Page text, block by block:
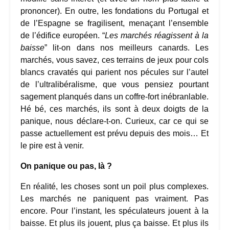
prononcer). En outre, les fondations du Portugal et
de l’Espagne se fragilisent, menaçant l’ensemble
de l’édifice européen. “Les marchés réagissent à la
baisse” lit-on dans nos meilleurs canards. Les
marchés, vous savez, ces terrains de jeux pour cols
blancs cravatés qui parient nos pécules sur l’autel
de l’ultralibéralisme, que vous pensiez pourtant
sagement planqués dans un coffre-fort inébranlable.
Hé bé, ces marchés, ils sont à deux doigts de la
panique, nous déclare-t-on. Curieux, car ce qui se
passe actuellement est prévu depuis des mois… Et
le pire est à venir.
On panique ou pas, là ?
En réalité, les choses sont un poil plus complexes.
Les marchés ne paniquent pas vraiment. Pas
encore. Pour l’instant, les spéculateurs jouent à la
baisse. Et plus ils jouent, plus ça baisse. Et plus ils